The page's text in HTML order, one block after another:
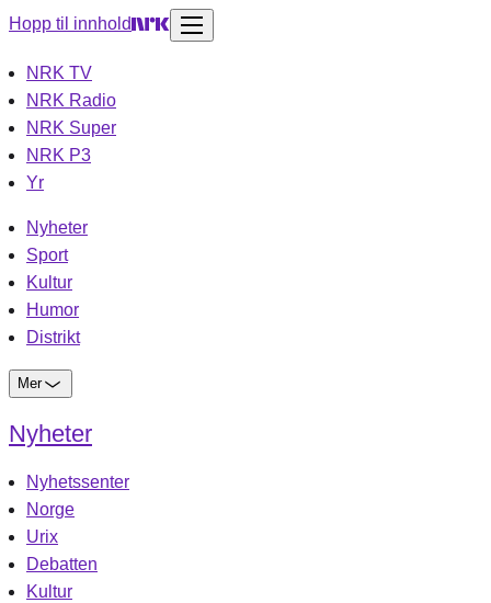
Hopp til innhold
NRK TV
NRK Radio
NRK Super
NRK P3
Yr
Nyheter
Sport
Kultur
Humor
Distrikt
Mer
Nyheter
Nyhetssenter
Norge
Urix
Debatten
Kultur